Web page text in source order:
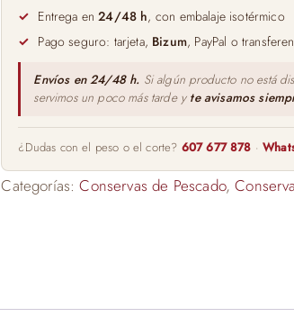
Aceite
220gr
cantidad
Entrega en24/48 h, con embalaje isotérmico
Pago seguro: tarjeta, Bizum, PayPal o
Envíos en 24/48 h. Si algún producto no está
servimos un poco más tarde y te avisamos
¿Dudas con el peso o el corte? 607 677 878 ·
Categorías:Conservas de Pescado,